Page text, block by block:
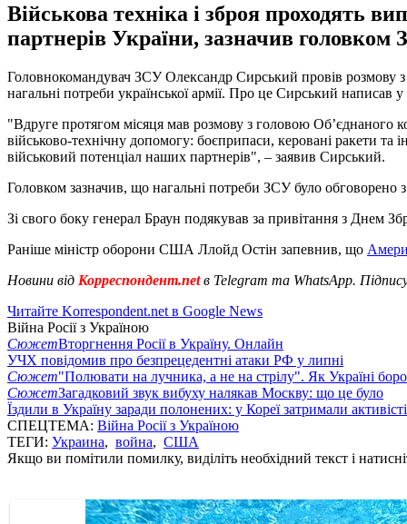
Військова техніка і зброя проходять
партнерів України, зазначив головком
Головнокомандувач ЗСУ Олександр Сирський провів розмову
нагальні потреби української армії. Про це Сирський написав у
"Вдруге протягом місяця мав розмову з головою Об’єднаного
військово-технічну допомогу: боєприпаси, керовані ракети
військовий потенціал наших партнерів", – заявив Сирський.
Головком зазначив, що нагальні потреби ЗСУ було обговорено
Зі свого боку генерал Браун подякував за привітання з Днем
Раніше міністр оборони США Ллойд Остін запевнив, що
Новини від Корреспондент.netв Telegram та WhatsApp.
Читайте Korrespondent.net в Google News
Війна Росії з Україною
СюжетВторгнення Росії в Україну. Онлайн
УЧХ повідомив про безпрецедентні атаки РФ у липні
Сюжет"Полювати на лучника, а не на стрілу". Як Україні
СюжетЗагадковий звук вибуху налякав Москву: що це було
Їздили в Україну заради полонених: у Кореї затримали
СПЕЦТЕМА: Війна Росії з Україною
ТЕГИ: Украина, война, США
Якщо ви помітили помилку, виділіть необхідний текст і